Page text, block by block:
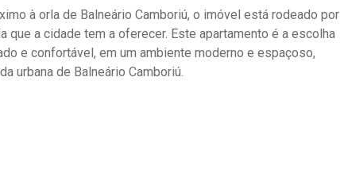
à orla de Balneário Camboriú, o imóvel está rodeado por
que a cidade tem a oferecer. Este apartamento é a escolha
e confortável, em um ambiente moderno e espaçoso,
urbana de Balneário Camboriú.